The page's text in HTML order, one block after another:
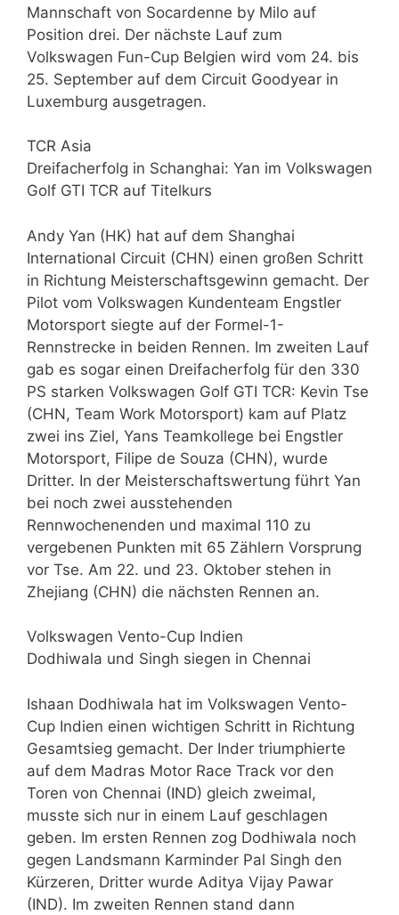
Mannschaft von Socardenne by Milo auf
Position drei. Der nächste Lauf zum
Volkswagen Fun-Cup Belgien wird vom 24. bis
25. September auf dem Circuit Goodyear in
Luxemburg ausgetragen.
TCR Asia
Dreifacherfolg in Schanghai: Yan im Volkswagen
Golf GTI TCR auf Titelkurs
Andy Yan (HK) hat auf dem Shanghai
International Circuit (CHN) einen großen Schritt
in Richtung Meisterschaftsgewinn gemacht. Der
Pilot vom Volkswagen Kundenteam Engstler
Motorsport siegte auf der Formel-1-
Rennstrecke in beiden Rennen. Im zweiten Lauf
gab es sogar einen Dreifacherfolg für den 330
PS starken Volkswagen Golf GTI TCR: Kevin Tse
(CHN, Team Work Motorsport) kam auf Platz
zwei ins Ziel, Yans Teamkollege bei Engstler
Motorsport, Filipe de Souza (CHN), wurde
Dritter. In der Meisterschaftswertung führt Yan
bei noch zwei ausstehenden
Rennwochenenden und maximal 110 zu
vergebenen Punkten mit 65 Zählern Vorsprung
vor Tse. Am 22. und 23. Oktober stehen in
Zhejiang (CHN) die nächsten Rennen an.
Volkswagen Vento-Cup Indien
Dodhiwala und Singh siegen in Chennai
Ishaan Dodhiwala hat im Volkswagen Vento-
Cup Indien einen wichtigen Schritt in Richtung
Gesamtsieg gemacht. Der Inder triumphierte
auf dem Madras Motor Race Track vor den
Toren von Chennai (IND) gleich zweimal,
musste sich nur in einem Lauf geschlagen
geben. Im ersten Rennen zog Dodhiwala noch
gegen Landsmann Karminder Pal Singh den
Kürzeren, Dritter wurde Aditya Vijay Pawar
(IND). Im zweiten Rennen stand dann